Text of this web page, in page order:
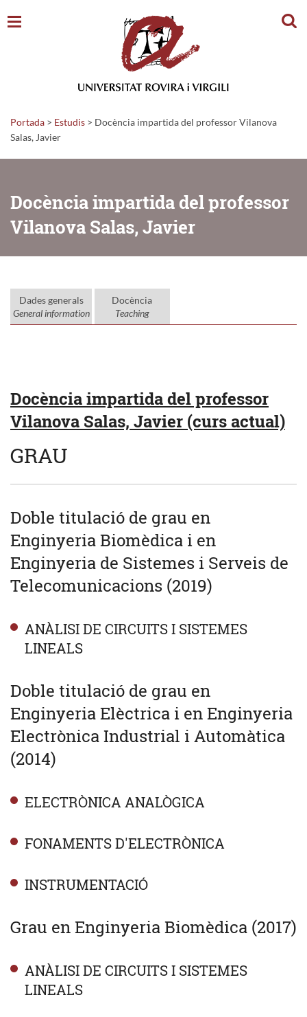
Portada > Estudis > Docència impartida del professor Vilanova
Salas, Javier
Docència impartida del professor
Vilanova Salas, Javier
Dades generals
General information
Docència
Teaching
Docència impartida del professor
Vilanova Salas, Javier (curs actual)
GRAU
Doble titulació de grau en
Enginyeria Biomèdica i en
Enginyeria de Sistemes i Serveis de
Telecomunicacions (2019)
ANÀLISI DE CIRCUITS I SISTEMES
LINEALS
Doble titulació de grau en
Enginyeria Elèctrica i en Enginyeria
Electrònica Industrial i Automàtica
(2014)
ELECTRÒNICA ANALÒGICA
FONAMENTS D'ELECTRÒNICA
INSTRUMENTACIÓ
Grau en Enginyeria Biomèdica (2017)
ANÀLISI DE CIRCUITS I SISTEMES
LINEALS